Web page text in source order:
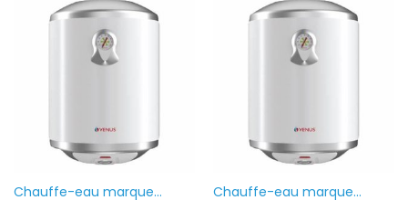
Chauffe-eau marque
Chauffe-eau marque